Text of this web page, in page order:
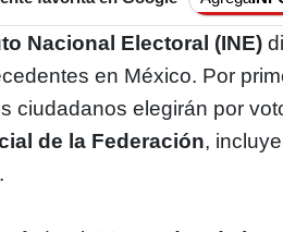
Nacional Electoral (INE)
en México. Por
ciudadanos elegirán por
de la Federación,